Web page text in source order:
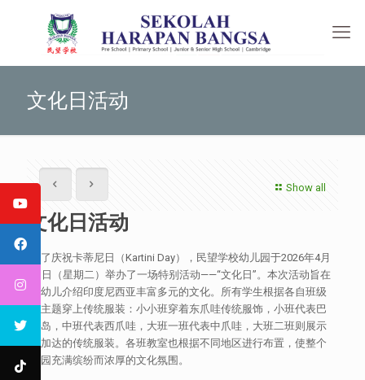
文化日活动
Show all
文化日活动
为了庆祝卡蒂尼日（Kartini Day），民望学校幼儿园于2026年4月
21日（星期二）举办了一场特别活动——“文化日”。本次活动旨在
向幼儿介绍印度尼西亚丰富多元的文化。所有学生根据各自班级
的主题穿上传统服装：小小班穿着东爪哇传统服饰，小班代表巴
厘岛，中班代表西爪哇，大班一班代表中爪哇，大班二班则展示
雅加达的传统服装。各班教室也根据不同地区进行布置，使整个
校园充满缤纷而浓厚的文化氛围。